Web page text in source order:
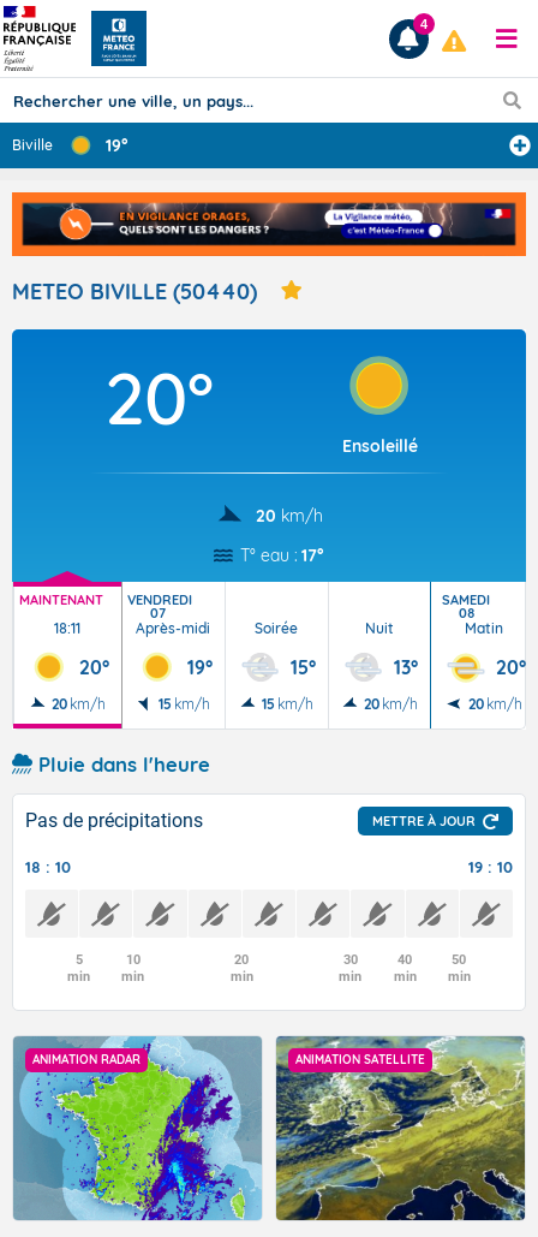
Prévisions
TOUS LES RÉSULTATS
Articles
4
Biville 19°
METEO BIVILLE (50440)
20°
Ensoleillé
20 km/h
T° eau : 17°
MAINTENANT
18:11
20°
20 km/h
VENDREDI
07
Après-midi
19°
15 km/h
Soirée
15°
15 km/h
Nuit
13°
20 km/h
SAMEDI
08
Matin
20°
20 km/h
Pluie dans l'heure
Pas de précipitations METTRE À JOUR
18 : 10 19 : 10
5
min
10
min
20
min
30
min
40
min
50
min
ANIMATION RADAR ANIMATION SATELLITE